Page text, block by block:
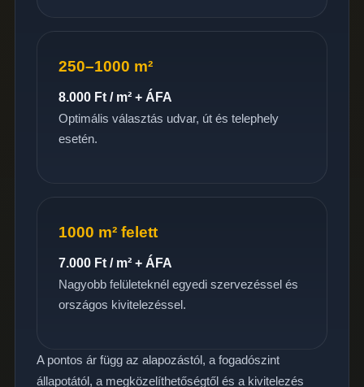
250–1000 m²
8.000 Ft / m² + ÁFA
Optimális választás udvar, út és telephely
esetén.
1000 m² felett
7.000 Ft / m² + ÁFA
Nagyobb felületeknél egyedi szervezéssel és
országos kivitelezéssel.
A pontos ár függ az alapozástól, a fogadószint
állapotától, a megközelíthetőségtől és a kivitelezés